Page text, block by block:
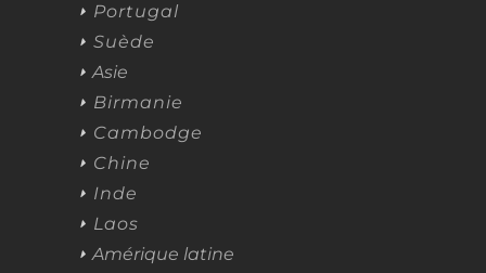
Portugal
Suède
Asie
Birmanie
Cambodge
Chine
Inde
Laos
Amérique latine